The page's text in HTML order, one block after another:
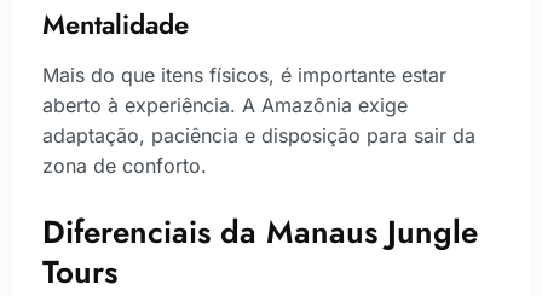
Mentalidade
Mais do que itens físicos, é importante estar
aberto à experiência. A Amazônia exige
adaptação, paciência e disposição para sair da
zona de conforto.
Diferenciais da Manaus Jungle
Tours